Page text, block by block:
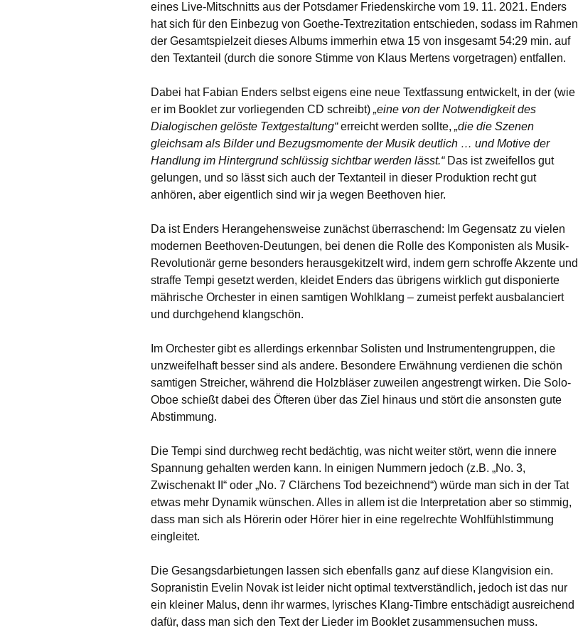
eines Live-Mitschnitts aus der Potsdamer Friedenskirche vom 19. 11. 2021. Enders
hat sich für den Einbezug von Goethe-Textrezitation entschieden, sodass im Rahmen
der Gesamtspielzeit dieses Albums immerhin etwa 15 von insgesamt 54:29 min. auf
den Textanteil (durch die sonore Stimme von Klaus Mertens vorgetragen) entfallen.
Dabei hat Fabian Enders selbst eigens eine neue Textfassung entwickelt, in der (wie
er im Booklet zur vorliegenden CD schreibt) „eine von der Notwendigkeit des
Dialogischen gelöste Textgestaltung“erreicht werden sollte, „die die Szenen
gleichsam als Bilder und Bezugsmomente der Musik deutlich … und Motive der
Handlung im Hintergrund schlüssig sichtbar werden lässt.“Das ist zweifellos gut
gelungen, und so lässt sich auch der Textanteil in dieser Produktion recht gut
anhören, aber eigentlich sind wir ja wegen Beethoven hier.
Da ist Enders Herangehensweise zunächst überraschend: Im Gegensatz zu vielen
modernen Beethoven-Deutungen, bei denen die Rolle des Komponisten als Musik-
Revolutionär gerne besonders herausgekitzelt wird, indem gern schroffe Akzente und
straffe Tempi gesetzt werden, kleidet Enders das übrigens wirklich gut disponierte
mährische Orchester in einen samtigen Wohlklang – zumeist perfekt ausbalanciert
und durchgehend klangschön.
Im Orchester gibt es allerdings erkennbar Solisten und Instrumentengruppen, die
unzweifelhaft besser sind als andere. Besondere Erwähnung verdienen die schön
samtigen Streicher, während die Holzbläser zuweilen angestrengt wirken. Die Solo-
Oboe schießt dabei des Öfteren über das Ziel hinaus und stört die ansonsten gute
Abstimmung.
Die Tempi sind durchweg recht bedächtig, was nicht weiter stört, wenn die innere
Spannung gehalten werden kann. In einigen Nummern jedoch (z.B. „No. 3,
Zwischenakt II“ oder „No. 7 Clärchens Tod bezeichnend“) würde man sich in der Tat
etwas mehr Dynamik wünschen. Alles in allem ist die Interpretation aber so stimmig,
dass man sich als Hörerin oder Hörer hier in eine regelrechte Wohlfühlstimmung
eingleitet.
Die Gesangsdarbietungen lassen sich ebenfalls ganz auf diese Klangvision ein.
Sopranistin Evelin Novak ist leider nicht optimal textverständlich, jedoch ist das nur
ein kleiner Malus, denn ihr warmes, lyrisches Klang-Timbre entschädigt ausreichend
dafür, dass man sich den Text der Lieder im Booklet zusammensuchen muss.